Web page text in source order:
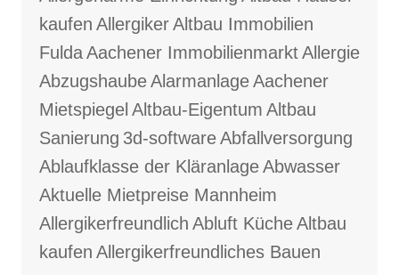
kaufen AllergikerAltbau Immobilien
FuldaAachener ImmobilienmarktAllergie
AbzugshaubeAlarmanlageAachener
Mietspiegel Altbau-Eigentum Altbau
Sanierung 3d-softwareAbfallversorgung
Ablaufklasse der KläranlageAbwasser
Aktuelle Mietpreise Mannheim
Allergikerfreundlich Abluft KücheAltbau
kaufen Allergikerfreundliches Bauen